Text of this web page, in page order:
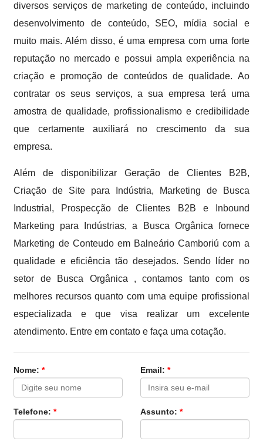
diversos serviços de marketing de conteúdo, incluindo
desenvolvimento de conteúdo, SEO, mídia social e
muito mais. Além disso, é uma empresa com uma forte
reputação no mercado e possui ampla experiência na
criação e promoção de conteúdos de qualidade. Ao
contratar os seus serviços, a sua empresa terá uma
amostra de qualidade, profissionalismo e credibilidade
que certamente auxiliará no crescimento da sua
empresa.
Além de disponibilizar Geração de Clientes B2B,
Criação de Site para Indústria, Marketing de Busca
Industrial, Prospecção de Clientes B2B e Inbound
Marketing para Indústrias, a Busca Orgânica fornece
Marketing de Conteudo em Balneário Camboriú com a
qualidade e eficiência tão desejados. Sendo líder no
setor de Busca Orgânica , contamos tanto com os
melhores recursos quanto com uma equipe profissional
especializada e que visa realizar um excelente
atendimento. Entre em contato e faça uma cotação.
Nome:* Email: *
Telefone:* Assunto: *